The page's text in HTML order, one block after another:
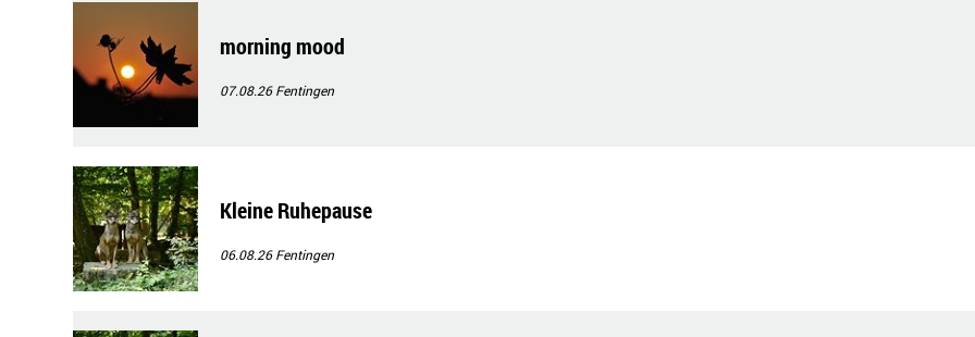
morning mood
07.08.26Fentingen
Kleine Ruhepause
06.08.26Fentingen